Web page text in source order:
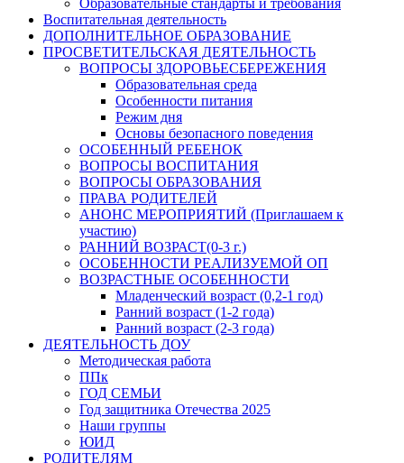
Воспитательная деятельность
ДОПОЛНИТЕЛЬНОЕ ОБРАЗОВАНИЕ
ПРОСВЕТИТЕЛЬСКАЯ ДЕЯТЕЛЬНОСТЬ
ВОПРОСЫ ЗДОРОВЬЕСБЕРЕЖЕНИЯ
Образовательная среда
Особенности питания
Режим дня
Основы безопасного поведения
ОСОБЕННЫЙ РЕБЕНОК
ВОПРОСЫ ВОСПИТАНИЯ
ВОПРОСЫ ОБРАЗОВАНИЯ
ПРАВА РОДИТЕЛЕЙ
АНОНС МЕРОПРИЯТИЙ (Приглашаем к
участию)
РАННИЙ ВОЗРАСТ(0-3 г.)
ОСОБЕННОСТИ РЕАЛИЗУЕМОЙ ОП
ВОЗРАСТНЫЕ ОСОБЕННОСТИ
Младенческий возраст (0,2-1 год)
Ранний возраст (1-2 года)
Ранний возраст (2-3 года)
ДЕЯТЕЛЬНОСТЬ ДОУ
Методическая работа
ППк
ГОД СЕМЬИ
Год защитника Отечества 2025
Наши группы
ЮИД
РОДИТЕЛЯМ